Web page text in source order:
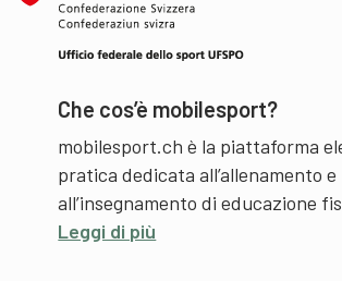
Che cos’è mobilesport?
mobilesport.ch è la piattaforma
pratica dedicata all’allenamento e
all’insegnamento di educazione
Leggi di più